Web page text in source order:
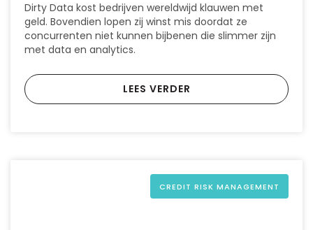
Dirty Data kost bedrijven wereldwijd klauwen met
geld. Bovendien lopen zij winst mis doordat ze
concurrenten niet kunnen bijbenen die slimmer zijn
met data en analytics.
LEES VERDER
CREDIT RISK MANAGEMENT